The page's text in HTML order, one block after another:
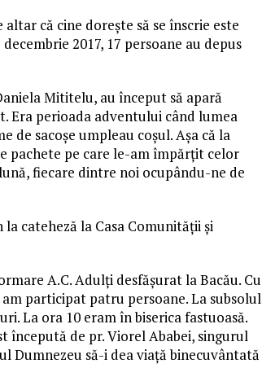
că cine dorește să se înscrie este
2017, 17 persoane au depus
Mititelu, au început să apară
Era perioada adventului când lumea
de sacoșe umpleau coșul. Așa că la
pachete pe care le-am împărțit celor
fiecare dintre noi ocupându-ne de
cateheză la Casa Comunității și
A.C. Adulți desfășurat la Bacău. Cu
participat patru persoane. La subsolul
La ora 10 eram în biserica fastuoasă.
începută de pr. Viorel Ababei, singurul
Dumnezeu să-i dea viață binecuvântată